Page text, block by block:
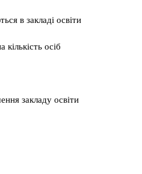
в закладі освіти
осіб
закладу освіти